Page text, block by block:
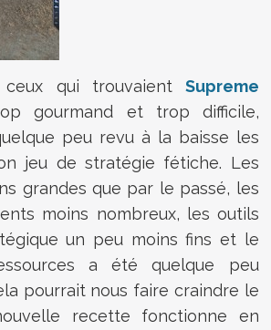
qui trouvaient Supreme
gourmand et trop difficile,
peu revu à la baisse les
jeu de stratégie fétiche. Les
grandes que par le passé, les
moins nombreux, les outils
un peu moins fins et le
a été quelque peu
pourrait nous faire craindre le
recette fonctionne en